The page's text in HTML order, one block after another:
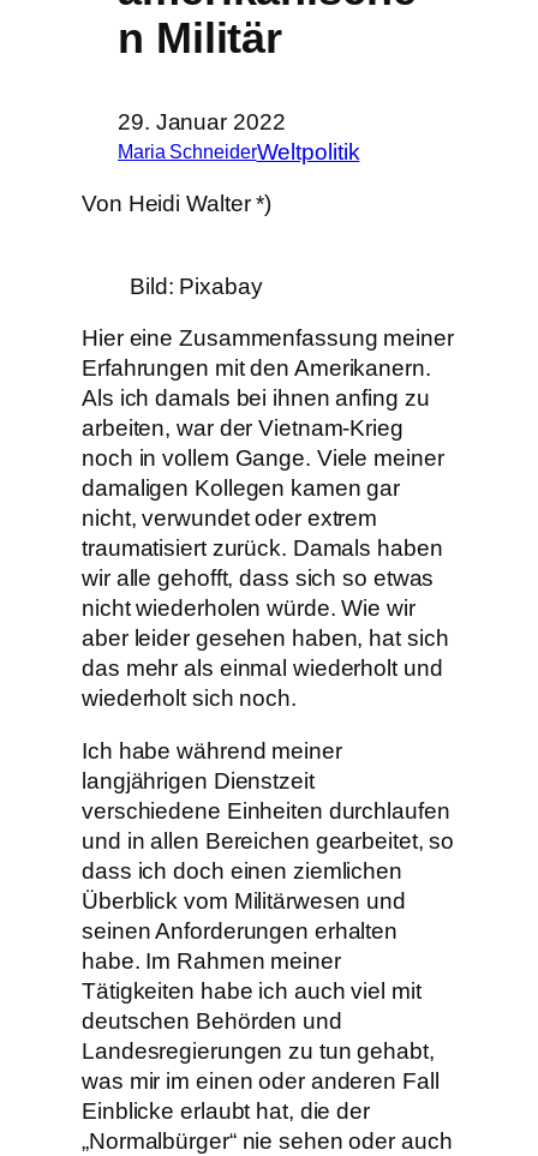
n Militär
29. Januar 2022
Maria SchneiderWeltpolitik
Von Heidi Walter *)
Bild: Pixabay
Hier eine Zusammenfassung meiner
Erfahrungen mit den Amerikanern.
Als ich damals bei ihnen anfing zu
arbeiten, war der Vietnam-Krieg
noch in vollem Gange. Viele meiner
damaligen Kollegen kamen gar
nicht, verwundet oder extrem
traumatisiert zurück. Damals haben
wir alle gehofft, dass sich so etwas
nicht wiederholen würde. Wie wir
aber leider gesehen haben, hat sich
das mehr als einmal wiederholt und
wiederholt sich noch.
Ich habe während meiner
langjährigen Dienstzeit
verschiedene Einheiten durchlaufen
und in allen Bereichen gearbeitet, so
dass ich doch einen ziemlichen
Überblick vom Militärwesen und
seinen Anforderungen erhalten
habe. Im Rahmen meiner
Tätigkeiten habe ich auch viel mit
deutschen Behörden und
Landesregierungen zu tun gehabt,
was mir im einen oder anderen Fall
Einblicke erlaubt hat, die der
„Normalbürger“ nie sehen oder auch